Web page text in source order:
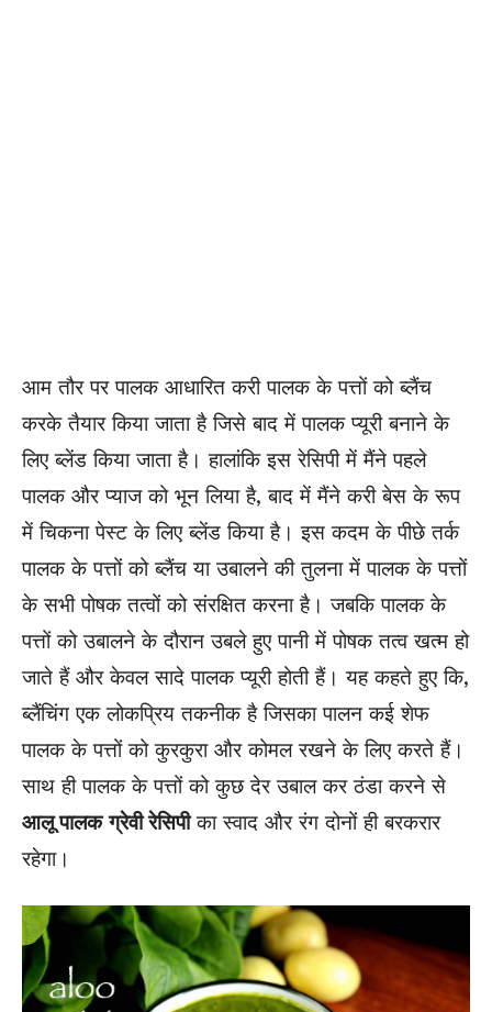
आम तौर पर पालक आधारित करी पालक के पत्तों को ब्लैंच
करके तैयार किया जाता है जिसे बाद में पालक प्यूरी बनाने के
लिए ब्लेंड किया जाता है। हालांकि इस रेसिपी में मैंने पहले
पालक और प्याज को भून लिया है, बाद में मैंने करी बेस के रूप
में चिकना पेस्ट के लिए ब्लेंड किया है। इस कदम के पीछे तर्क
पालक के पत्तों को ब्लैंच या उबालने की तुलना में पालक के पत्तों
के सभी पोषक तत्वों को संरक्षित करना है। जबकि पालक के
पत्तों को उबालने के दौरान उबले हुए पानी में पोषक तत्व खत्म हो
जाते हैं और केवल सादे पालक प्यूरी होती हैं। यह कहते हुए कि,
ब्लैंचिंग एक लोकप्रिय तकनीक है जिसका पालन कई शेफ
पालक के पत्तों को कुरकुरा और कोमल रखने के लिए करते हैं।
साथ ही पालक के पत्तों को कुछ देर उबाल कर ठंडा करने से
आलू पालक ग्रेवी रेसिपीका स्वाद और रंग दोनों ही बरकरार
रहेगा।